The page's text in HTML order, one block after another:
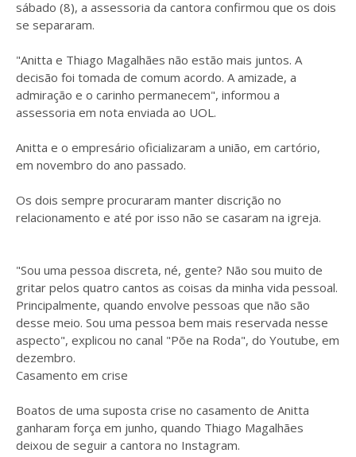
sábado (8), a assessoria da cantora confirmou que os dois
se separaram.
"Anitta e Thiago Magalhães não estão mais juntos. A
decisão foi tomada de comum acordo. A amizade, a
admiração e o carinho permanecem", informou a
assessoria em nota enviada ao UOL.
Anitta e o empresário oficializaram a união, em cartório,
em novembro do ano passado.
Os dois sempre procuraram manter discrição no
relacionamento e até por isso não se casaram na igreja.
"Sou uma pessoa discreta, né, gente? Não sou muito de
gritar pelos quatro cantos as coisas da minha vida pessoal.
Principalmente, quando envolve pessoas que não são
desse meio. Sou uma pessoa bem mais reservada nesse
aspecto", explicou no canal "Põe na Roda", do Youtube, em
dezembro.
Casamento em crise
Boatos de uma suposta crise no casamento de Anitta
ganharam força em junho, quando Thiago Magalhães
deixou de seguir a cantora no Instagram.